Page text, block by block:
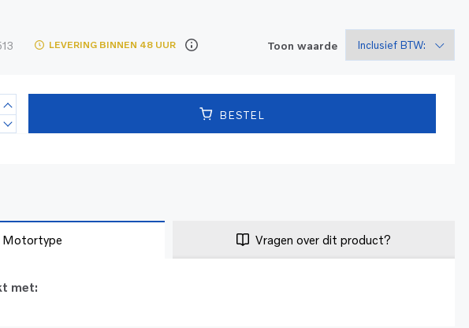
LEVERING BINNEN 48 UUR Toon waarde
BESTEL
Motortype Vragen over dit product?
met: